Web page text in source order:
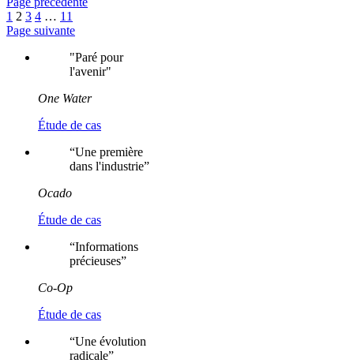
1 2 3 4 … 11
Page suivante
"Paré pour
l'avenir"
One Water
Étude de cas
“Une première
dans l'industrie”
Ocado
Étude de cas
“Informations
précieuses”
Co-Op
Étude de cas
“Une évolution
radicale”